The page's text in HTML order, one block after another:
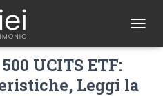
O
L
UCITS ETF:
Leggi la